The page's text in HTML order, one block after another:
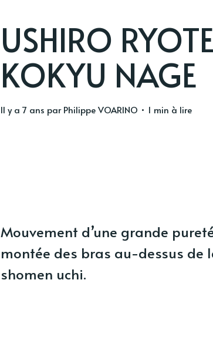
USHIRO
KOKYU NAGE
il y a 7 ans parPhilippe VOARINO • 1 min à lire
Mouvement d’une grande
montée des bras au-dessus de
shomen uchi.